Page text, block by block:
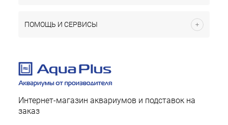
ПОМОЩЬ И СЕРВИСЫ
Интернет-магазин аквариумов и подставок на
заказ